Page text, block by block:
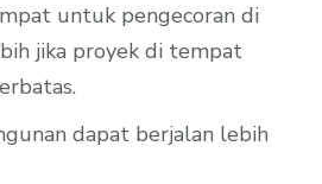
untuk pengecoran di
jika proyek di tempat
dapat berjalan lebih